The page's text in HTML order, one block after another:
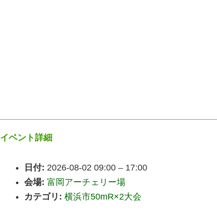
イベント詳細
日付: 2026-08-02 09:00 – 17:00
会場: 富岡アーチェリー場
カテゴリ: 横浜市50mR×2大会